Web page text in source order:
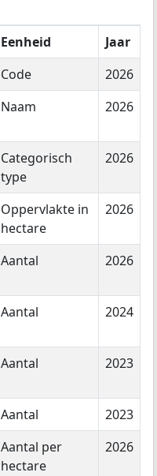
Eenheid
Jaar
Code
2026
Naam 2026
Categorisch
type
2026
Oppervlakte in
hectare
2026
Aantal 2026
Aantal 2024
Aantal 2023
Aantal
2023
Aantal per
hectare
2026